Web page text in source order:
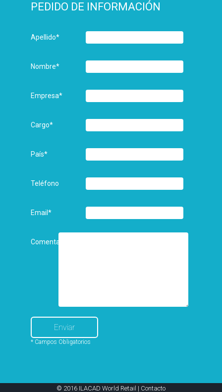
PEDIDO DE INFORMACIÓN
Apellido*
Nombre*
Empresa*
Cargo*
País*
Teléfono
Email*
Comentarios
* Campos Obligatorios
© 2016 ILACAD World Retail | Contacto